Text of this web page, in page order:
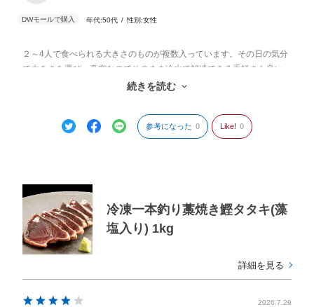
年代:50代 性別:女性
２～4人で食べられる大きさのものが複数入っています。その日の気分
で大きさを選び、真空なのでそのまま冷水で解凍できる手軽さも良い
です。何より、色んなサイトで購入していますが、こちらのタタキが
続きを読む
参考になった 0 Like! 0
冷凍一本釣り藁焼き鰹タタキ(藻
塩入り) 1kg
詳細を見る
2026.7.29